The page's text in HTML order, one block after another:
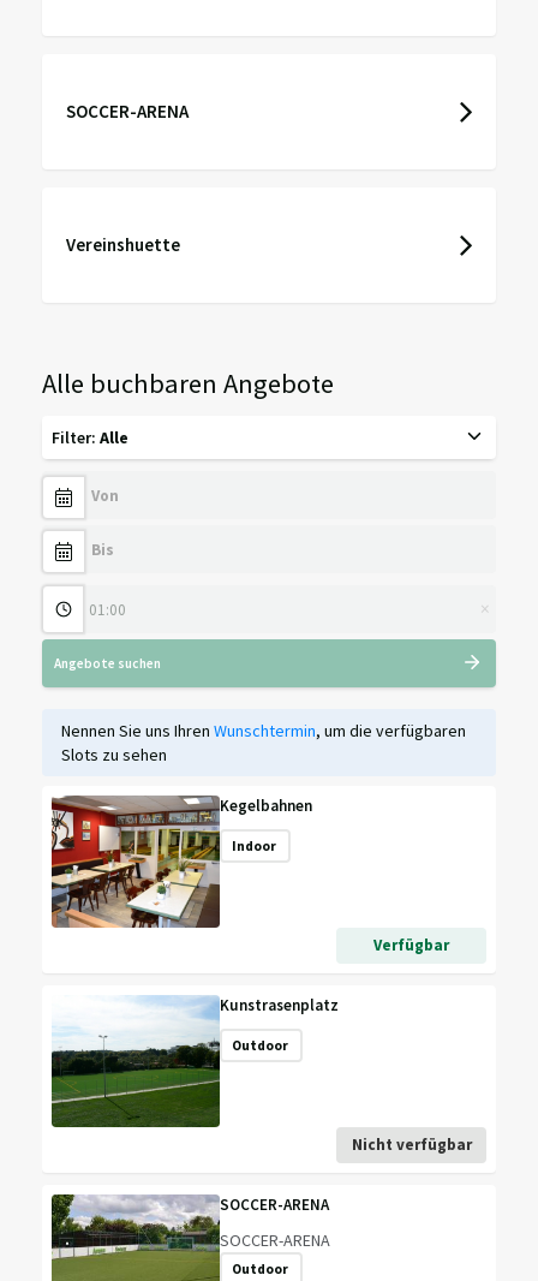
SOCCER-ARENA
Vereinshuette
Alle buchbaren Angebote
Filter: Alle
×
Angebote suchen
Nennen Sie uns Ihren Wunschtermin, um die verfügbaren
Slots zu sehen
Kegelbahnen
Indoor
Verfügbar
Kunstrasenplatz
Outdoor
Nicht verfügbar
SOCCER-ARENA
SOCCER-ARENA
Outdoor